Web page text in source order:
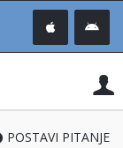
®
POSTAVI PITANJE